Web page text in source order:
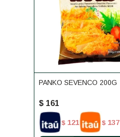
PANKO SEVENCO 200G
$ 161
$ 121 $ 137